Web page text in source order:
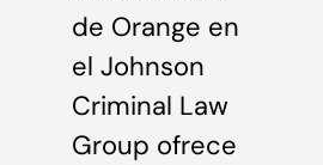
de Orange en
el Johnson
Criminal Law
Group ofrece